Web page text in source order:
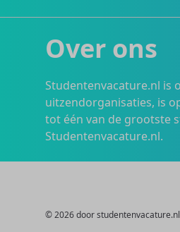
Over ons
Studentenvacature.nl is
uitzendorganisaties, is
tot één van de grootste
Studentenvacature.nl.
© 2026 door studentenvacature.nl